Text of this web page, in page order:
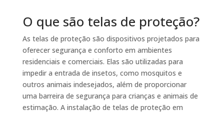
O que são telas de proteção?
As telas de proteção são dispositivos projetados para
oferecer segurança e conforto em ambientes
residenciais e comerciais. Elas são utilizadas para
impedir a entrada de insetos, como mosquitos e
outros animais indesejados, além de proporcionar
uma barreira de segurança para crianças e animais de
estimação. A instalação de telas de proteção em